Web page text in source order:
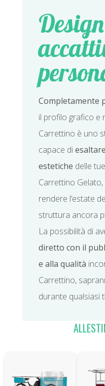
Design
Completamente
il profilo grafico e
Carrettino è uno
capace di
estetiche delle
Carrettino
rendere l’estate
struttura ancora
La possibilità di
diretto con il
e alla qualità
Carrettino,
durante qualsiasi